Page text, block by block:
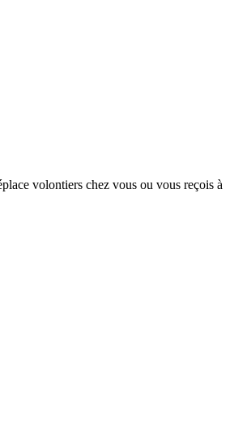
volontiers chez vous ou vous reçois à